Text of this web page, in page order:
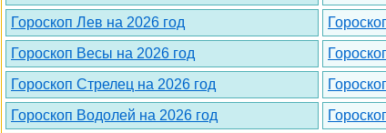
Гороскоп Лев на 2026 год
Гороскоп Весы на 2026 год
Гороскоп Стрелец на 2026 год
Гороскоп Водолей на 2026 год